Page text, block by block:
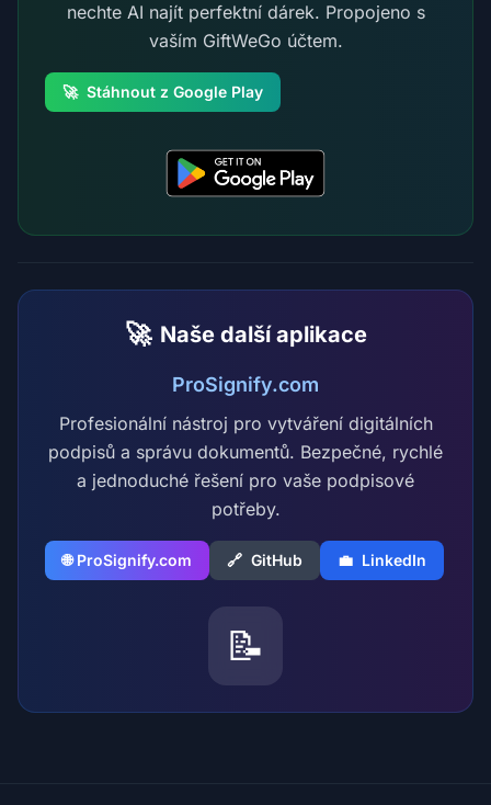
nechte AI najít perfektní dárek. Propojeno s
vaším GiftWeGo účtem.
🚀 Stáhnout z Google Play
🚀 Naše další aplikace
ProSignify.com
Profesionální nástroj pro vytváření digitálních
podpisů a správu dokumentů. Bezpečné, rychlé
a jednoduché řešení pro vaše podpisové
potřeby.
🌐 ProSignify.com 🔗 GitHub 💼 LinkedIn
📝